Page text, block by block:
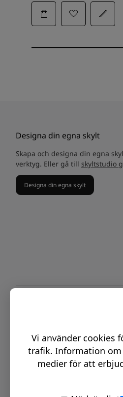
Designa din egna skylt
Skapa och designa din egna
verktyg. Eller gå till skyltstudio
Designa din egna skylt
Vi använder cookies
trafik. Information om
medier för att